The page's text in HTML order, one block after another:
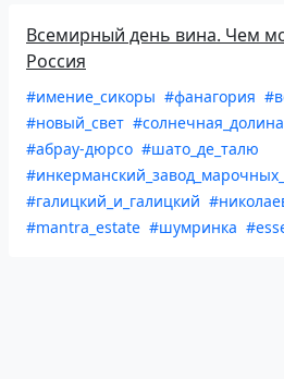
Всемирный день вина. Чем
Россия
#имение_сикоры #фанагория
#новый_свет #солнечная_долина
#абрау-дюрсо #шато_де_талю
#галицкий_и_галицкий
#mantra_estate #шумринка